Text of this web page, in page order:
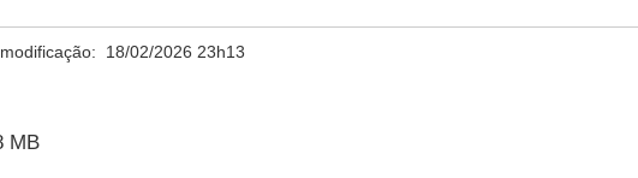
18/02/2026 23h13
MB